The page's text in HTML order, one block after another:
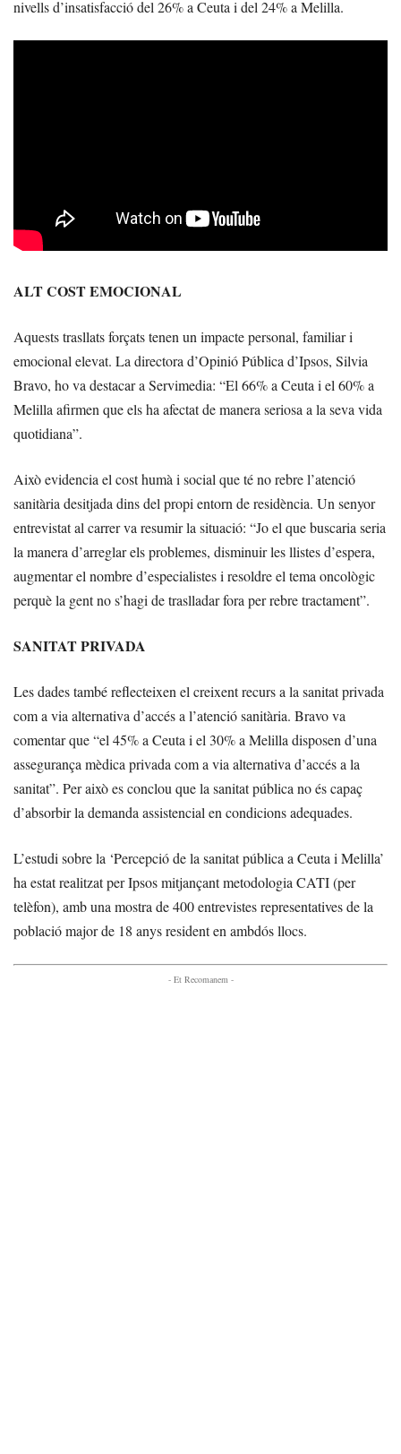
nivells d’insatisfacció del 26% a Ceuta i del 24% a Melilla.
ALT COST EMOCIONAL
Aquests trasllats forçats tenen un impacte personal, familiar i
emocional elevat. La directora d’Opinió Pública d’Ipsos, Silvia
Bravo, ho va destacar a Servimedia: “El 66% a Ceuta i el 60% a
Melilla afirmen que els ha afectat de manera seriosa a la seva vida
quotidiana”.
Això evidencia el cost humà i social que té no rebre l’atenció
sanitària desitjada dins del propi entorn de residència. Un senyor
entrevistat al carrer va resumir la situació: “Jo el que buscaria seria
la manera d’arreglar els problemes, disminuir les llistes d’espera,
augmentar el nombre d’especialistes i resoldre el tema oncològic
perquè la gent no s’hagi de traslladar fora per rebre tractament”.
SANITAT PRIVADA
Les dades també reflecteixen el creixent recurs a la sanitat privada
com a via alternativa d’accés a l’atenció sanitària. Bravo va
comentar que “el 45% a Ceuta i el 30% a Melilla disposen d’una
assegurança mèdica privada com a via alternativa d’accés a la
sanitat”. Per això es conclou que la sanitat pública no és capaç
d’absorbir la demanda assistencial en condicions adequades.
L’estudi sobre la ‘Percepció de la sanitat pública a Ceuta i Melilla’
ha estat realitzat per Ipsos mitjançant metodologia CATI (per
telèfon), amb una mostra de 400 entrevistes representatives de la
població major de 18 anys resident en ambdós llocs.
- Et Recomanem -